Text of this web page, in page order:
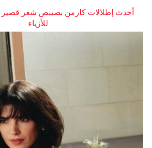
أحدث إطلالات كارمن بصيبص شعر قصير
للأزياء